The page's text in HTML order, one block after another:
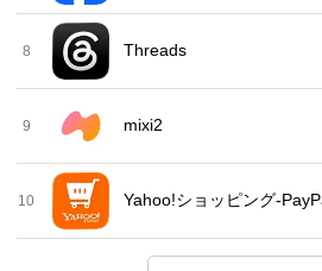
8 Threads
9 mixi2
10 Yahoo!ショッピング-